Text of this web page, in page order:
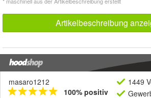
Artikelbeschreibung
masaro1212
100% positiv
1449